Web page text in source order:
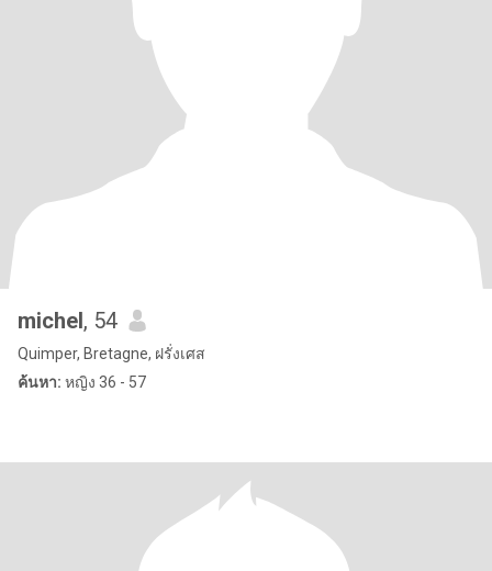
michel, 54
Quimper, Bretagne, ฝรั่งเศส
ค้นหา: หญิง 36 - 57